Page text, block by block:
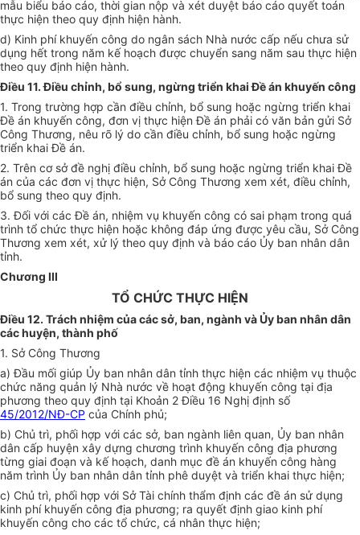
mẫu biểu báo cáo, thời gian nộp và xét duyệt báo cáo quyết toán
thực hiện theo quy định hiện hành.
d) Kinh phí khuyến công do ngân sách Nhà nước cấp nếu chưa sử
dụng hết trong năm kế hoạch được chuyển sang năm sau thực hiện
theo quy định hiện hành.
Điều 11. Điều chỉnh, bổ sung, ngừng triển khai Đề án khuyến công
1. Trong trường hợp cần điều chỉnh, bổ sung hoặc ngừng triển khai
Đề án khuyến công, đơn vị thực hiện Đề án phải có văn bản gửi Sở
Công Thương, nêu rõ lý do cần điều chỉnh, bổ sung hoặc ngừng
triển khai Đề án.
2. Trên cơ sở đề nghị điều chỉnh, bổ sung hoặc ngừng triển khai Đề
án của các đơn vị thực hiện, Sở Công Thương xem xét, điều chỉnh,
bổ sung theo quy định.
3. Đối với các Đề án, nhiệm vụ khuyến công có sai phạm trong quá
trình tổ chức thực hiện hoặc không đáp ứng được yêu cầu, Sở Công
Thương xem xét, xử lý theo quy định và báo cáo Ủy ban nhân dân
tỉnh.
Chương III
TỔ CHỨC THỰC HIỆN
Điều 12. Trách nhiệm của các sở, ban, ngành và Ủy ban nhân dân
các huyện, thành phố
1. Sở Công Thương
a) Đầu mối giúp Ủy ban nhân dân tỉnh thực hiện các nhiệm vụ thuộc
chức năng quản lý Nhà nước về hoạt động khuyến công tại địa
phương theo quy định tại Khoản 2 Điều 16 Nghị định số
45/2012/NĐ-CP của Chính phủ;
b) Chủ trì, phối hợp với các sở, ban ngành liên quan, Ủy ban nhân
dân cấp huyện xây dựng chương trình khuyến công địa phương
từng giai đoạn và kế hoạch, danh mục đề án khuyến công hàng
năm trình Ủy ban nhân dân tỉnh phê duyệt và triển khai thực hiện;
c) Chủ trì, phối hợp với Sở Tài chính thẩm định các đề án sử dụng
kinh phí khuyến công địa phương; ra quyết định giao kinh phí
khuyến công cho các tổ chức, cá nhân thực hiện;